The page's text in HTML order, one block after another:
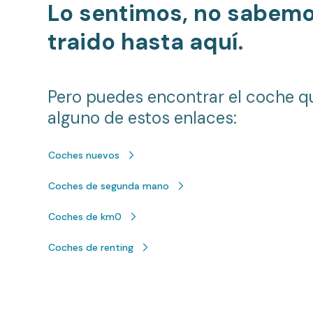
Lo sentimos, no
traido hasta aquí.
Pero puedes encontrar el coche
alguno de estos enlaces:
Coches nuevos
Coches de segunda mano
Coches de km0
Coches de renting